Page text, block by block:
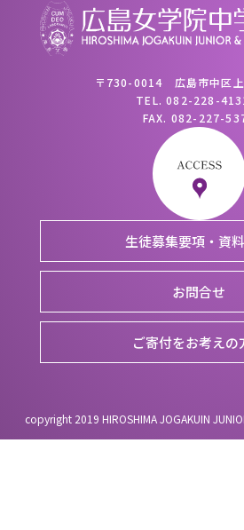
〒730-0014 広島市中区
TEL.082-228-
FAX. 082-227-
生徒募集要項・資
お問合せ
ご寄付をお考えの
copyright 2019 HIROSHIMA JOGAKUIN